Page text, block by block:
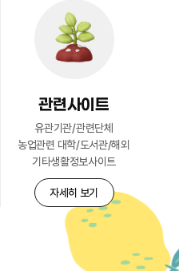
관련사이트
유관기관/관련단체
농업관련 대학/도서관/해외
기타생활정보사이트
자세히 보기